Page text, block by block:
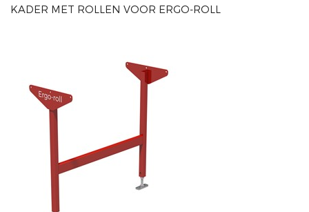
KADER MET ROLLEN VOOR ERGO-ROLL